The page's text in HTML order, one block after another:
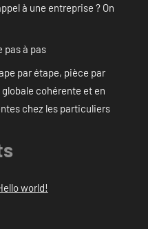
à une entreprise ? On
pas à pas
par étape, pièce par
cohérente et en
chez les particuliers
world!